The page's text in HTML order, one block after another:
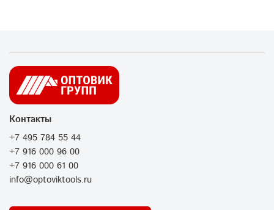
Контакты
+7 495 784 55 44
+7 916 000 96 00
+7 916 000 61 00
info@optoviktools.ru